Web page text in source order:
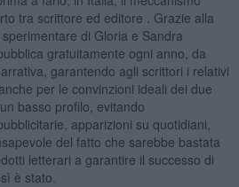
tra scrittore ed editore . Grazie alla
di Gloria e Sandra
gratuitamente ogni anno, da
garantendo agli scrittori i relativi
per le convinzioni ideali dei due
basso profilo, evitando
apparizioni su quotidiani,
del fatto che sarebbe bastata
letterari a garantire il successo di
è stato.